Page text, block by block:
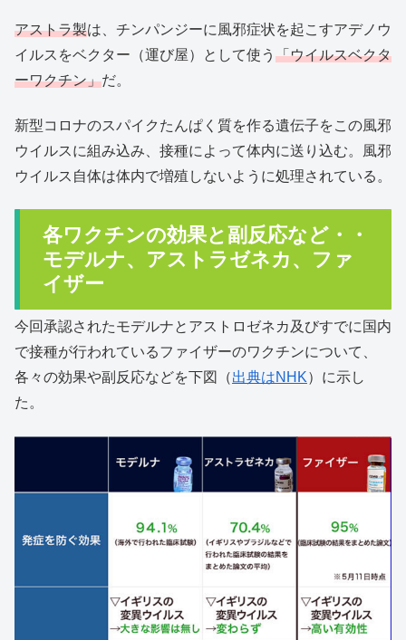
アストラ製は、チンパンジーに風邪症状を起こすアデノウ
イルスをベクター（運び屋）として使う 「ウイルスベクタ
ーワクチン」だ。
新型コロナのスパイクたんぱく質を作る遺伝子をこの風邪
ウイルスに組み込み、接種によって体内に送り込む。風邪
ウイルス自体は体内で増殖しないように処理されている。
各ワクチンの効果と副反応など・・
モデルナ、アストラゼネカ、ファ
イザー
今回承認されたモデルナとアストロゼネカ及びすでに国内
で接種が行われているファイザーのワクチンについて、
各々の効果や副反応などを下図（出典はNHK）に示し
た。